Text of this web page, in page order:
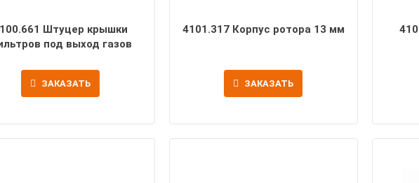
Штуцер крышки
под выход газов
ЗАКАЗАТЬ
4101.317 Корпус ротора 13 мм
ЗАКАЗАТЬ